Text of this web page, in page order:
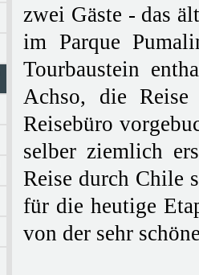
zwei Gäste - das
im Parque
Tourbaustein
Achso, die
Reisebüro
selber ziemlich
Reise durch Chile
für die heutige
von der sehr